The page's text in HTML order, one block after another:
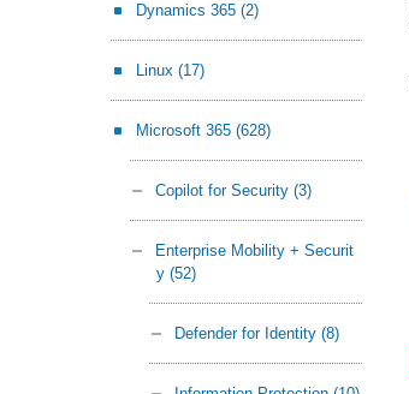
Dynamics 365 (2)
Linux (17)
Microsoft 365 (628)
Copilot for Security (3)
Enterprise Mobility + Securit
y (52)
Defender for Identity (8)